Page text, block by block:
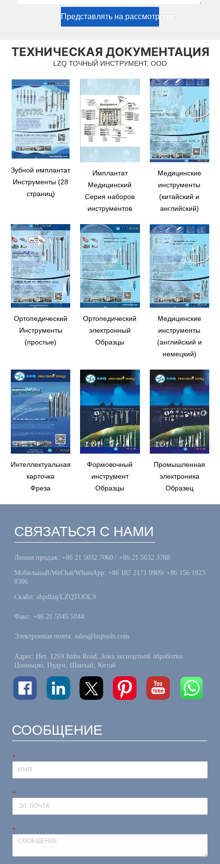
Представлять на рассмотрение
ТЕХНИЧЕСКАЯ ДОКУМЕНТАЦИЯ
LZQ ТОЧНЫЙ ИНСТРУМЕНТ, ООО
Зубной имплантат
Инструменты (28
страниц)
Имплантат
Медицинский
Серия наборов
инструментов
Медицинские
инструменты
(китайский и
английский)
Ортопедический
Инструменты
(простые)
Ортопедический
электронный
Образцы
Медицинские
инструменты
(английский и
немецкий)
Интеллектуальная
карточка
Фреза
Формовочный
инструмент
Образцы
Промышленная
электроника
Образец
СВЯЗАТЬСЯ С НАМИ
Линия продаж: +86 21 5032 7060 / +86 21 5032 3788
Мобильный/WeChat/WhatsApp: +86 187 2171 9909/ +86 156 1823
8306
Скайп: shpdlzq/LZQTOOL9
Факс: +86 21 5045 5044
Электронная почта: sales@lzqtools.com
Адрес: Нет. 1269 Jinhu Road, Зона экспортной обработки
Цзиньцяо, Пудун, Шанхай, Китай
СООБЩЕНИЕ
*
*
*